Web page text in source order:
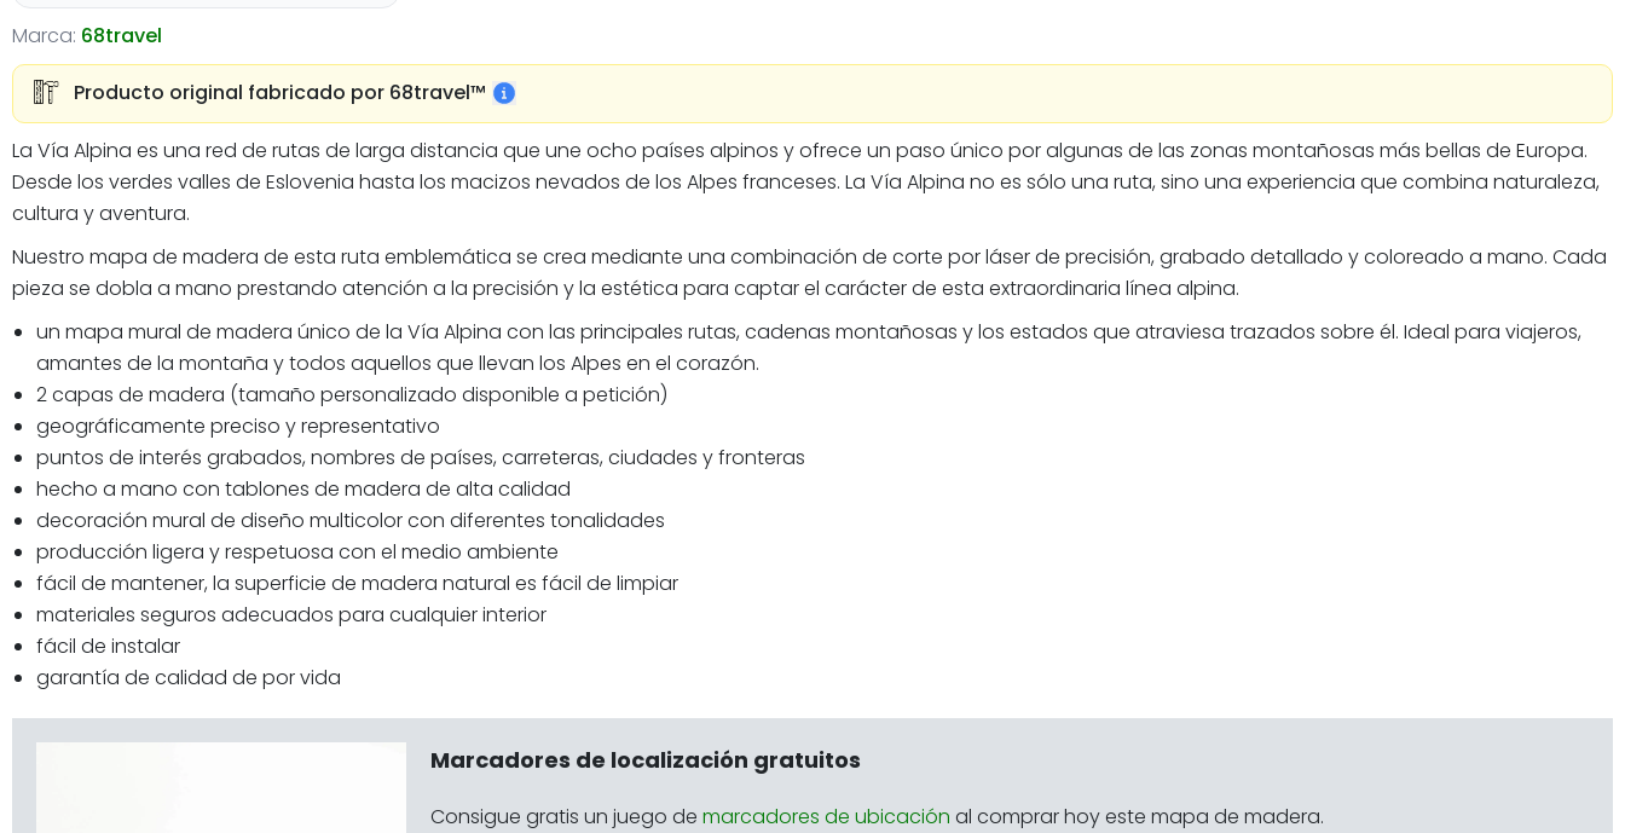
Marca: 68travel
Producto original fabricado por 68travel™️
La Vía Alpina es una red de rutas de larga distancia que une ocho países alpinos y ofrece un paso único por algunas de las zonas montañosas más bellas de Europa.
Desde los verdes valles de Eslovenia hasta los macizos nevados de los Alpes franceses. La Vía Alpina no es sólo una ruta, sino una experiencia que combina naturaleza,
cultura y aventura.
Nuestro mapa de madera de esta ruta emblemática se crea mediante una combinación de corte por láser de precisión, grabado detallado y coloreado a mano. Cada
pieza se dobla a mano prestando atención a la precisión y la estética para captar el carácter de esta extraordinaria línea alpina.
un mapa mural de madera único de la Vía Alpina con las principales rutas, cadenas montañosas y los estados que atraviesa trazados sobre él. Ideal para viajeros,
amantes de la montaña y todos aquellos que llevan los Alpes en el corazón.
2 capas de madera (tamaño personalizado disponible a petición)
geográficamente preciso y representativo
puntos de interés grabados, nombres de países, carreteras, ciudades y fronteras
hecho a mano con tablones de madera de alta calidad
decoración mural de diseño multicolor con diferentes tonalidades
producción ligera y respetuosa con el medio ambiente
fácil de mantener, la superficie de madera natural es fácil de limpiar
materiales seguros adecuados para cualquier interior
fácil de instalar
garantía de calidad de por vida
Marcadores de localización gratuitos
Consigue gratis un juego de marcadores de ubicación al comprar hoy este mapa de madera.